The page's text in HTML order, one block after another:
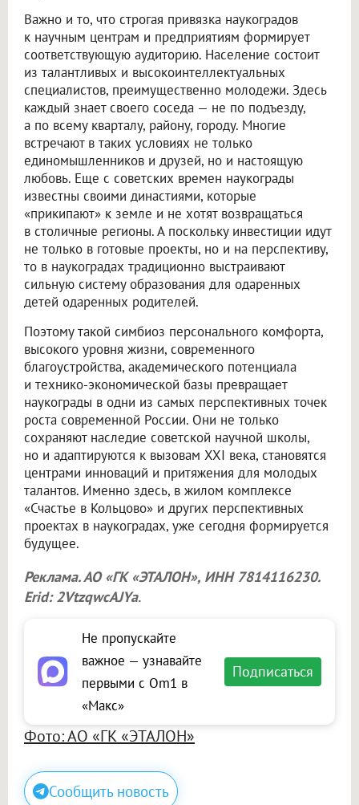
Важно и то, что строгая привязка наукоградов
к научным центрам и предприятиям формирует
соответствующую аудиторию. Население состоит
из талантливых и высокоинтеллектуальных
специалистов, преимущественно молодежи. Здесь
каждый знает своего соседа — не по подъезду,
а по всему кварталу, району, городу. Многие
встречают в таких условиях не только
единомышленников и друзей, но и настоящую
любовь. Еще с советских времен наукограды
известны своими династиями, которые
«прикипают» к земле и не хотят возвращаться
в столичные регионы. А поскольку инвестиции идут
не только в готовые проекты, но и на перспективу,
то в наукоградах традиционно выстраивают
сильную систему образования для одаренных
детей одаренных родителей.
Поэтому такой симбиоз персонального комфорта,
высокого уровня жизни, современного
благоустройства, академического потенциала
и технико-экономической базы превращает
наукограды в одни из самых перспективных точек
роста современной России. Они не только
сохраняют наследие советской научной школы,
но и адаптируются к вызовам XXI века, становятся
центрами инноваций и притяжения для молодых
талантов. Именно здесь, в жилом комплексе
«Счастье в Кольцово» и других перспективных
проектах в наукоградах, уже сегодня формируется
будущее.
Реклама. АО «ГК «ЭТАЛОН», ИНН 7814116230.
Erid: 2VtzqwcAJYa.
Не пропускайте
важное — узнавайте
первыми с Om1 в
«Макс»
Подписаться
Фото: АО «ГК «ЭТАЛОН»
Сообщить новость